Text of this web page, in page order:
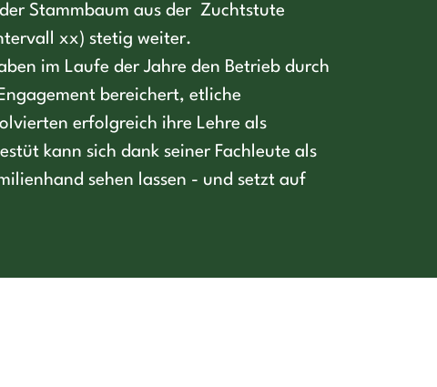
Stammbaum aus der Zuchtstute
xx) stetig weiter.
im Laufe der Jahre den Betrieb durch
bereichert, etliche
erfolgreich ihre Lehre als
kann sich dank seiner Fachleute als
sehen lassen - und setzt auf